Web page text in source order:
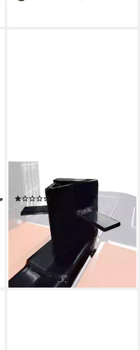
Holzspalter FX-HS26SK
24,90 €
lieferbar - in 2-3 Werktagen bei dir